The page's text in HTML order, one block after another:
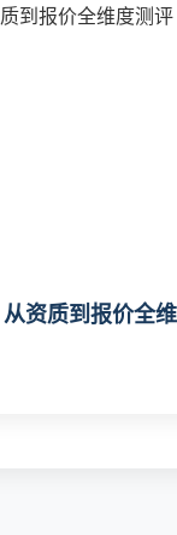
资质到报价全